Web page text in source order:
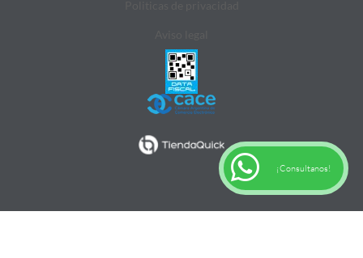
¡Consultanos!